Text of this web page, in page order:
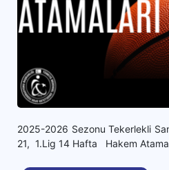
2025-2026 Sezonu Tekerlekli
21, 1.Lig 14 Hafta Hakem